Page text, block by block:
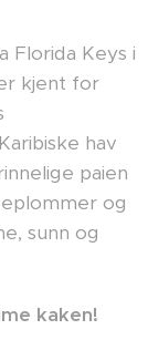
Florida Keys i
kjent for
hav
paien
og
sunn og
kaken!